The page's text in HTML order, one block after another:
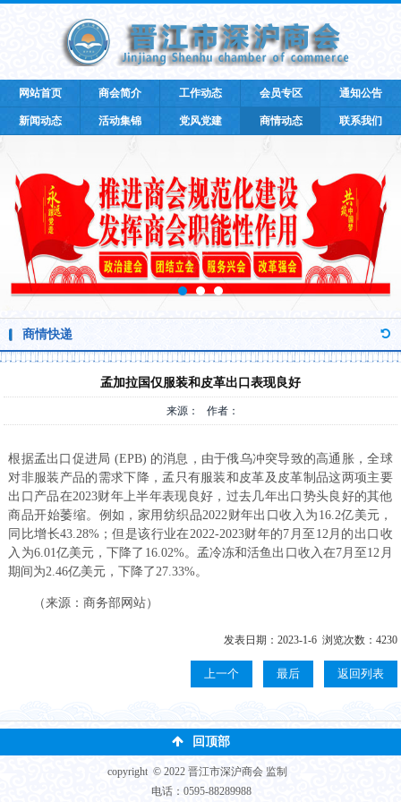
网站首页 商会简介 工作动态 会员专区 通知公告
新闻动态 活动集锦 党风党建 商情动态 联系我们
商情快递
孟加拉国仅服装和皮革出口表现良好
来源： 作者：
根据孟出口促进局 (EPB) 的消息，由于俄乌冲突导致的高通胀，全球
对非服装产品的需求下降，孟只有服装和皮革及皮革制品这两项主要
出口产品在2023财年上半年表现良好，过去几年出口势头良好的其他
商品开始萎缩。例如，家用纺织品2022财年出口收入为16.2亿美元，
同比增长43.28%；但是该行业在2022-2023财年的7月至12月的出口收
入为6.01亿美元，下降了16.02%。孟冷冻和活鱼出口收入在7月至12月
期间为2.46亿美元，下降了27.33%。
（来源：商务部网站）
发表日期：2023-1-6 浏览次数：4230
上一个 最后 返回列表
回顶部
copyright © 2022 晋江市深沪商会 监制
电话：0595-88289988